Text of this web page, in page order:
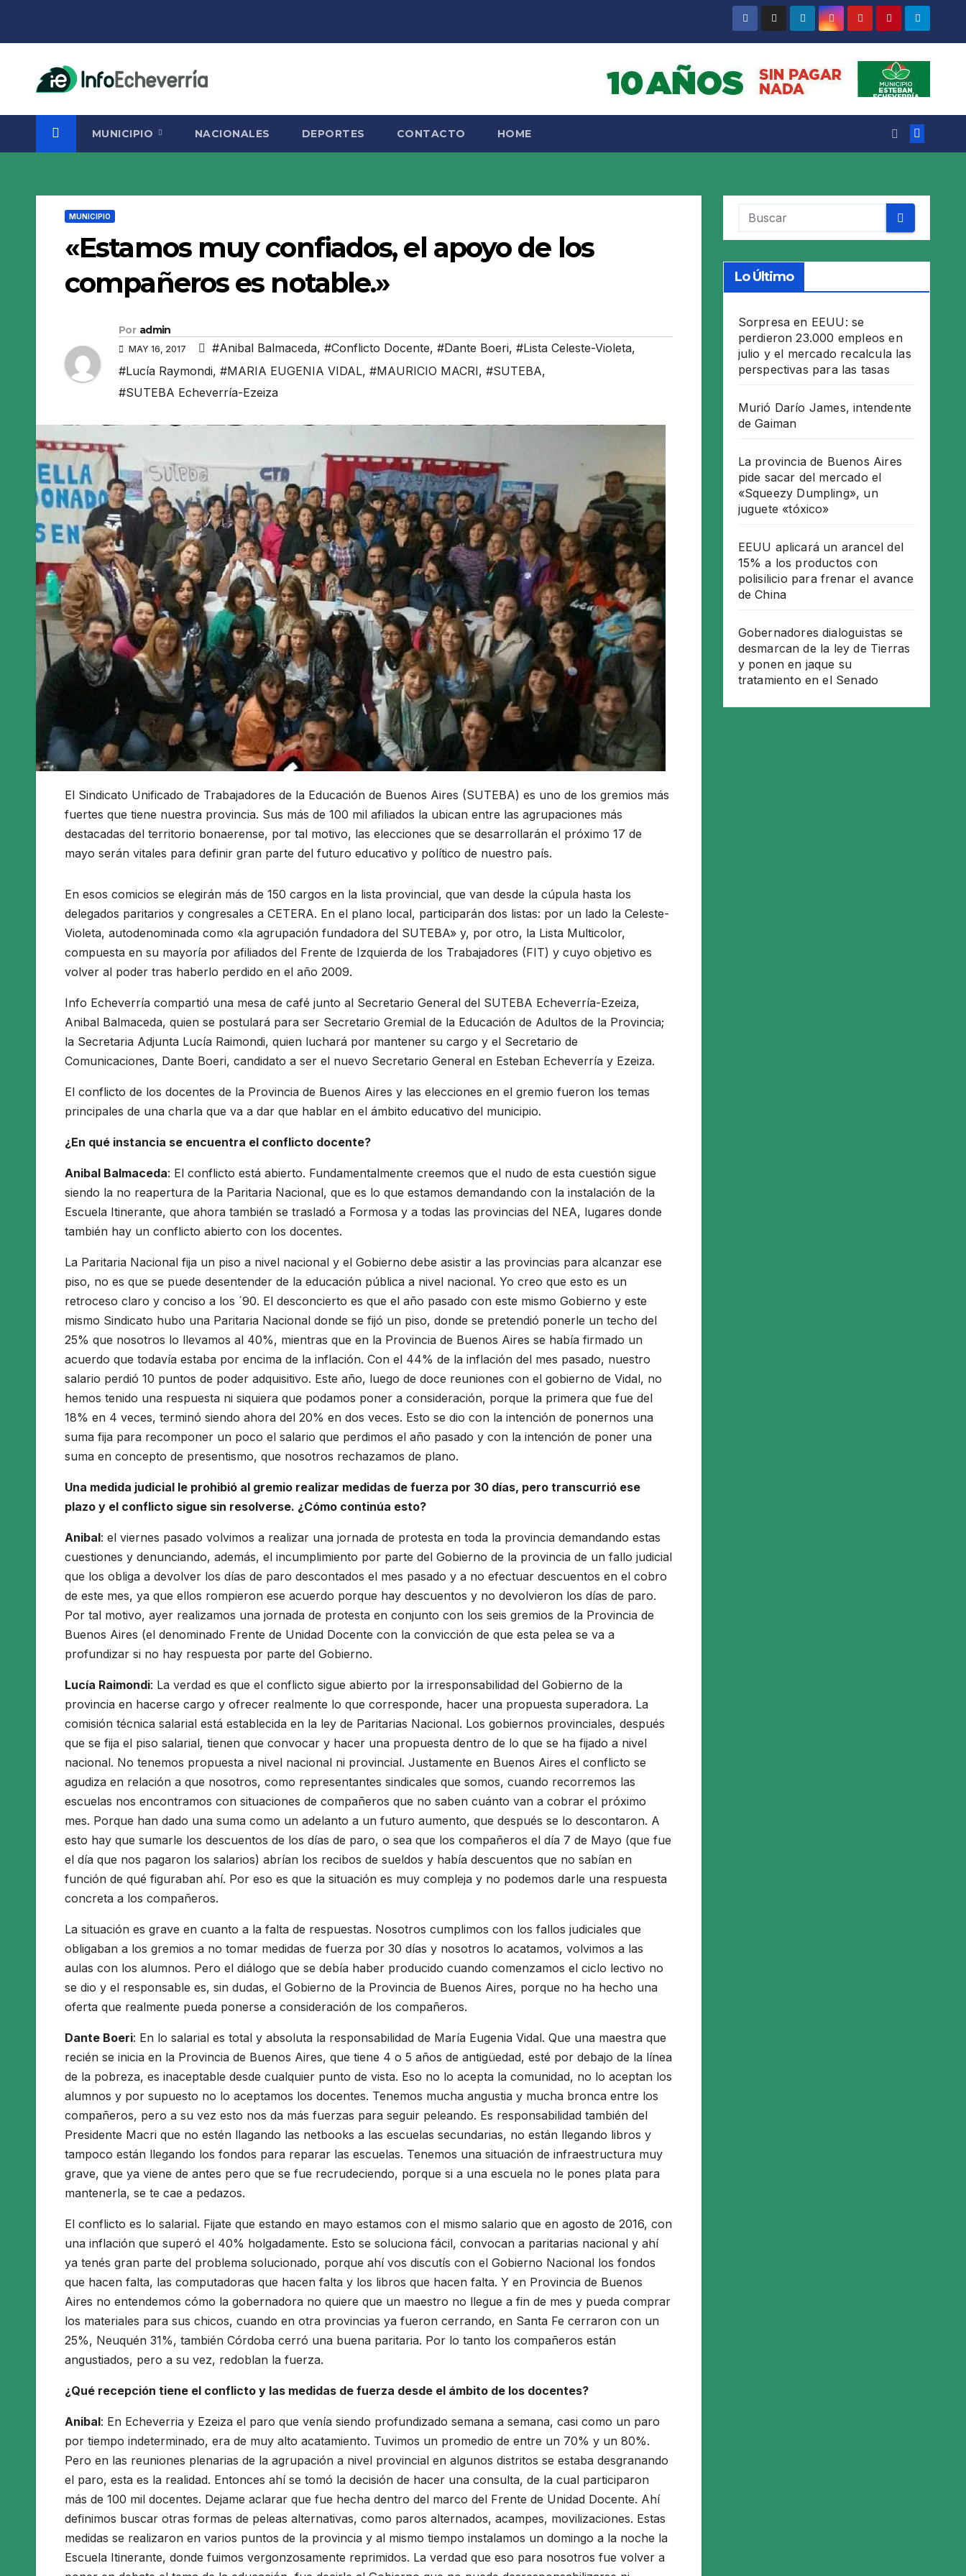
MUNICIPIO NACIONALES DEPORTES CONTACTO HOME
MUNICIPIO
«Estamos muy confiados, el apoyo de los
compañeros es notable.»
Por admin
MAY 16, 2017 #Anibal Balmaceda, #Conflicto Docente, #Dante Boeri, #Lista Celeste-Violeta,
#Lucía Raymondi, #MARIA EUGENIA VIDAL, #MAURICIO MACRI, #SUTEBA,
#SUTEBA Echeverría-Ezeiza
El Sindicato Unificado de Trabajadores de la Educación de Buenos Aires (SUTEBA) es uno de los gremios más
fuertes que tiene nuestra provincia. Sus más de 100 mil afiliados la ubican entre las agrupaciones más
destacadas del territorio bonaerense, por tal motivo, las elecciones que se desarrollarán el próximo 17 de
mayo serán vitales para definir gran parte del futuro educativo y político de nuestro país.
En esos comicios se elegirán más de 150 cargos en la lista provincial, que van desde la cúpula hasta los
delegados paritarios y congresales a CETERA. En el plano local, participarán dos listas: por un lado la Celeste-
Violeta, autodenominada como «la agrupación fundadora del SUTEBA» y, por otro, la Lista Multicolor,
compuesta en su mayoría por afiliados del Frente de Izquierda de los Trabajadores (FIT) y cuyo objetivo es
volver al poder tras haberlo perdido en el año 2009.
Info Echeverría compartió una mesa de café junto al Secretario General del SUTEBA Echeverría-Ezeiza,
Anibal Balmaceda, quien se postulará para ser Secretario Gremial de la Educación de Adultos de la Provincia;
la Secretaria Adjunta Lucía Raimondi, quien luchará por mantener su cargo y el Secretario de
Comunicaciones, Dante Boeri, candidato a ser el nuevo Secretario General en Esteban Echeverría y Ezeiza.
El conflicto de los docentes de la Provincia de Buenos Aires y las elecciones en el gremio fueron los temas
principales de una charla que va a dar que hablar en el ámbito educativo del municipio.
¿En qué instancia se encuentra el conflicto docente?
Anibal Balmaceda: El conflicto está abierto. Fundamentalmente creemos que el nudo de esta cuestión sigue
siendo la no reapertura de la Paritaria Nacional, que es lo que estamos demandando con la instalación de la
Escuela Itinerante, que ahora también se trasladó a Formosa y a todas las provincias del NEA, lugares donde
también hay un conflicto abierto con los docentes.
La Paritaria Nacional fija un piso a nivel nacional y el Gobierno debe asistir a las provincias para alcanzar ese
piso, no es que se puede desentender de la educación pública a nivel nacional. Yo creo que esto es un
retroceso claro y conciso a los ´90. El desconcierto es que el año pasado con este mismo Gobierno y este
mismo Sindicato hubo una Paritaria Nacional donde se fijó un piso, donde se pretendió ponerle un techo del
25% que nosotros lo llevamos al 40%, mientras que en la Provincia de Buenos Aires se había firmado un
acuerdo que todavía estaba por encima de la inflación. Con el 44% de la inflación del mes pasado, nuestro
salario perdió 10 puntos de poder adquisitivo. Este año, luego de doce reuniones con el gobierno de Vidal, no
hemos tenido una respuesta ni siquiera que podamos poner a consideración, porque la primera que fue del
18% en 4 veces, terminó siendo ahora del 20% en dos veces. Esto se dio con la intención de ponernos una
suma fija para recomponer un poco el salario que perdimos el año pasado y con la intención de poner una
suma en concepto de presentismo, que nosotros rechazamos de plano.
Una medida judicial le prohibió al gremio realizar medidas de fuerza por 30 días, pero transcurrió ese
plazo y el conflicto sigue sin resolverse. ¿Cómo continúa esto?
Anibal: el viernes pasado volvimos a realizar una jornada de protesta en toda la provincia demandando estas
cuestiones y denunciando, además, el incumplimiento por parte del Gobierno de la provincia de un fallo judicial
que los obliga a devolver los días de paro descontados el mes pasado y a no efectuar descuentos en el cobro
de este mes, ya que ellos rompieron ese acuerdo porque hay descuentos y no devolvieron los días de paro.
Por tal motivo, ayer realizamos una jornada de protesta en conjunto con los seis gremios de la Provincia de
Buenos Aires (el denominado Frente de Unidad Docente con la convicción de que esta pelea se va a
profundizar si no hay respuesta por parte del Gobierno.
Lucía Raimondi: La verdad es que el conflicto sigue abierto por la irresponsabilidad del Gobierno de la
provincia en hacerse cargo y ofrecer realmente lo que corresponde, hacer una propuesta superadora. La
comisión técnica salarial está establecida en la ley de Paritarias Nacional. Los gobiernos provinciales, después
que se fija el piso salarial, tienen que convocar y hacer una propuesta dentro de lo que se ha fijado a nivel
nacional. No tenemos propuesta a nivel nacional ni provincial. Justamente en Buenos Aires el conflicto se
agudiza en relación a que nosotros, como representantes sindicales que somos, cuando recorremos las
escuelas nos encontramos con situaciones de compañeros que no saben cuánto van a cobrar el próximo
mes. Porque han dado una suma como un adelanto a un futuro aumento, que después se lo descontaron. A
esto hay que sumarle los descuentos de los días de paro, o sea que los compañeros el día 7 de Mayo (que fue
el día que nos pagaron los salarios) abrían los recibos de sueldos y había descuentos que no sabían en
función de qué figuraban ahí. Por eso es que la situación es muy compleja y no podemos darle una respuesta
concreta a los compañeros.
La situación es grave en cuanto a la falta de respuestas. Nosotros cumplimos con los fallos judiciales que
obligaban a los gremios a no tomar medidas de fuerza por 30 días y nosotros lo acatamos, volvimos a las
aulas con los alumnos. Pero el diálogo que se debía haber producido cuando comenzamos el ciclo lectivo no
se dio y el responsable es, sin dudas, el Gobierno de la Provincia de Buenos Aires, porque no ha hecho una
oferta que realmente pueda ponerse a consideración de los compañeros.
Dante Boeri: En lo salarial es total y absoluta la responsabilidad de María Eugenia Vidal. Que una maestra que
recién se inicia en la Provincia de Buenos Aires, que tiene 4 o 5 años de antigüedad, esté por debajo de la línea
de la pobreza, es inaceptable desde cualquier punto de vista. Eso no lo acepta la comunidad, no lo aceptan los
alumnos y por supuesto no lo aceptamos los docentes. Tenemos mucha angustia y mucha bronca entre los
compañeros, pero a su vez esto nos da más fuerzas para seguir peleando. Es responsabilidad también del
Presidente Macri que no estén llagando las netbooks a las escuelas secundarias, no están llegando libros y
tampoco están llegando los fondos para reparar las escuelas. Tenemos una situación de infraestructura muy
grave, que ya viene de antes pero que se fue recrudeciendo, porque si a una escuela no le pones plata para
mantenerla, se te cae a pedazos.
El conflicto es lo salarial. Fijate que estando en mayo estamos con el mismo salario que en agosto de 2016, con
una inflación que superó el 40% holgadamente. Esto se soluciona fácil, convocan a paritarias nacional y ahí
ya tenés gran parte del problema solucionado, porque ahí vos discutís con el Gobierno Nacional los fondos
que hacen falta, las computadoras que hacen falta y los libros que hacen falta. Y en Provincia de Buenos
Aires no entendemos cómo la gobernadora no quiere que un maestro no llegue a fin de mes y pueda comprar
los materiales para sus chicos, cuando en otra provincias ya fueron cerrando, en Santa Fe cerraron con un
25%, Neuquén 31%, también Córdoba cerró una buena paritaria. Por lo tanto los compañeros están
angustiados, pero a su vez, redoblan la fuerza.
¿Qué recepción tiene el conflicto y las medidas de fuerza desde el ámbito de los docentes?
Anibal: En Echeverria y Ezeiza el paro que venía siendo profundizado semana a semana, casi como un paro
por tiempo indeterminado, era de muy alto acatamiento. Tuvimos un promedio de entre un 70% y un 80%.
Pero en las reuniones plenarias de la agrupación a nivel provincial en algunos distritos se estaba desgranando
el paro, esta es la realidad. Entonces ahí se tomó la decisión de hacer una consulta, de la cual participaron
más de 100 mil docentes. Dejame aclarar que fue hecha dentro del marco del Frente de Unidad Docente. Ahí
definimos buscar otras formas de peleas alternativas, como paros alternados, acampes, movilizaciones. Estas
medidas se realizaron en varios puntos de la provincia y al mismo tiempo instalamos un domingo a la noche la
Escuela Itinerante, donde fuimos vergonzosamente reprimidos. La verdad que eso para nosotros fue volver a
Lo Último
Sorpresa en EEUU: se
perdieron 23.000 empleos en
julio y el mercado recalcula las
perspectivas para las tasas
Murió Darío James, intendente
de Gaiman
La provincia de Buenos Aires
pide sacar del mercado el
«Squeezy Dumpling», un
juguete «tóxico»
EEUU aplicará un arancel del
15% a los productos con
polisilicio para frenar el avance
de China
Gobernadores dialoguistas se
desmarcan de la ley de Tierras
y ponen en jaque su
tratamiento en el Senado